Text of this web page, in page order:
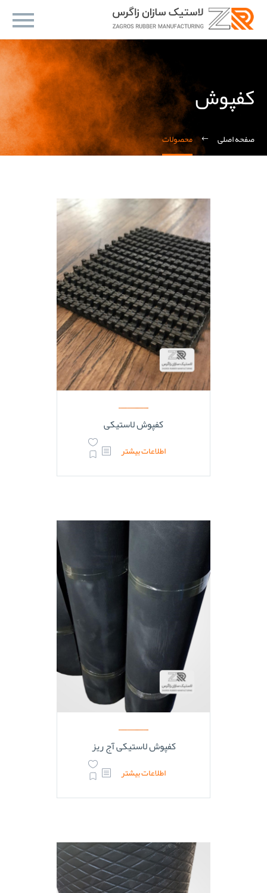
کفپوش
صفحه اصلی محصولات
کفپوش لاستیکی
اطلاعات بیشتر
کفپوش لاستیکی آج ریز
اطلاعات بیشتر